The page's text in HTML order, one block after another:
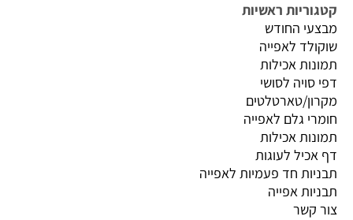
קטגוריות ראשיות
מבצעי החודש
שוקולד לאפייה
תמונות אכילות
דפי סויה לסושי
מקרון/טארטלטים
חומרי גלם לאפייה
תמונות אכילות
דף אכיל לעוגות
תבניות חד פעמיות לאפייה
תבניות אפייה
צור קשר